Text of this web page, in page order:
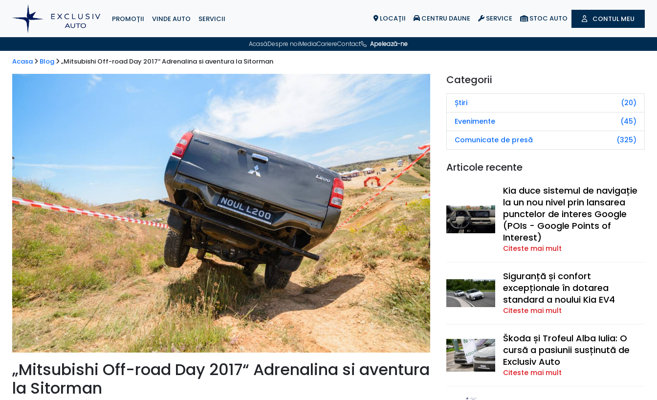
PROMOȚII VINDE AUTO SERVICII LOCAŢII CENTRU DAUNE SERVICE STOC AUTO CONTUL MEU
AcasăDespre noiMediaCariereContact Apelează-ne
Acasa Blog „Mitsubishi Off-road Day 2017“ Adrenalina si aventura la Sitorman
„Mitsubishi Off-road Day 2017“ Adrenalina si aventura
la Sitorman
Categorii
Știri
(20)
Evenimente
(45)
Comunicate de presă
(325)
Articole recente
Kia duce sistemul de navigație
la un nou nivel prin lansarea
punctelor de interes Google
(POIs - Google Points of
Interest)
Citeste mai mult
Siguranță și confort
excepționale în dotarea
standard a noului Kia EV4
Citeste mai mult
Škoda și Trofeul Alba Iulia: O
cursă a pasiunii susținută de
Exclusiv Auto
Citeste mai mult